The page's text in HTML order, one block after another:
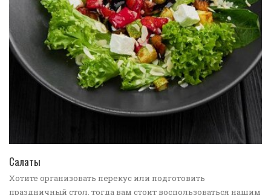
Салаты
Хотите организовать перекус или подготовить
праздничный стол, тогда вам стоит воспользоваться нашим